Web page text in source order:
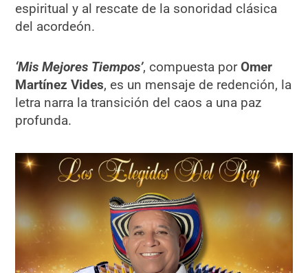
espiritual y al rescate de la sonoridad clásica
del acordeón.
‘Mis Mejores Tiempos’, compuesta porOmer
Martínez Vides, es un mensaje de redención, la
letra narra la transición del caos a una paz
profunda.